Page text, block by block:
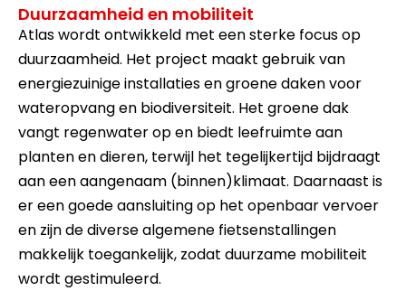
Duurzaamheid en mobiliteit
Atlas wordt ontwikkeld met een sterke focus op
duurzaamheid. Het project maakt gebruik van
energiezuinige installaties en groene daken voor
wateropvang en biodiversiteit. Het groene dak
vangt regenwater op en biedt leefruimte aan
planten en dieren, terwijl het tegelijkertijd bijdraagt
aan een aangenaam (binnen)klimaat. Daarnaast is
er een goede aansluiting op het openbaar vervoer
en zijn de diverse algemene fietsenstallingen
makkelijk toegankelijk, zodat duurzame mobiliteit
wordt gestimuleerd.